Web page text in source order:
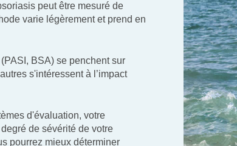
peut être mesuré de
varie légèrement et prend en
BSA) se penchent sur
s'intéressent à l’impact
d'évaluation, votre
de sévérité de votre
pourrez mieux déterminer